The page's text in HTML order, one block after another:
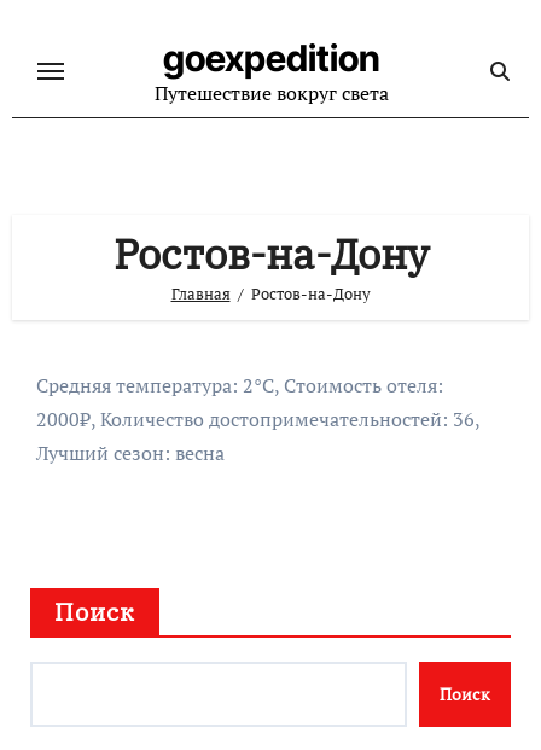
содержанию
goexpedition
Путешествие вокруг света
Ростов-на-Дону
Главная Ростов-на-Дону
Средняя температура: 2°C, Стоимость отеля:
2000₽, Количество достопримечательностей: 36,
Лучший сезон: весна
Поиск
Поиск